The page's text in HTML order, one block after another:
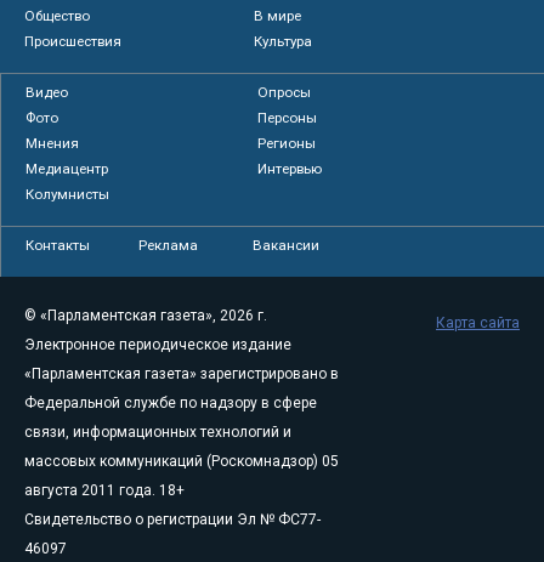
Общество
В мире
Происшествия
Культура
Видео
Опросы
Фото
Персоны
Мнения
Регионы
Медиацентр
Интервью
Колумнисты
Контакты Реклама Вакансии
© «Парламентская газета», 2026 г.
Электронное периодическое издание
«Парламентская газета» зарегистрировано в
Федеральной службе по надзору в сфере
связи, информационных технологий и
массовых коммуникаций (Роскомнадзор) 05
августа 2011 года. 18+
Свидетельство о регистрации Эл № ФС77-
46097
Карта сайта